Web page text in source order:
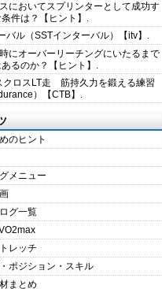
においてスプリンターとして成功す
件は？【ヒント】.
バル（SSTインターバル）【itv】.
にオーバーリーチングにいたるまで
るのか？【ヒント】.
クロスLT走 筋持久力を鍛える練習
）【CTB】.
のヒント
メニュー
グ一覧
レッチ
ポジション・スキル
まとめ